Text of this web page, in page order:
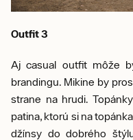
Outfit 3
Aj casual outfit môže
brandingu. Mikine by
strane na hrudi.
patina, ktorú si na
džínsy do dobrého